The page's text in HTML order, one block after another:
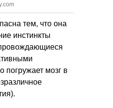
тем, что она
инстинкты
погружает мозг в